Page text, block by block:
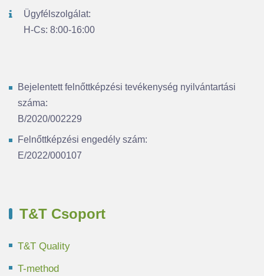
Ügyfélszolgálat:
H-Cs: 8:00-16:00
Bejelentett felnőttképzési tevékenység nyilvántartási
száma:
B/2020/002229
Felnőttképzési engedély szám:
E/2022/000107
T&T Csoport
T&T Quality
T-method